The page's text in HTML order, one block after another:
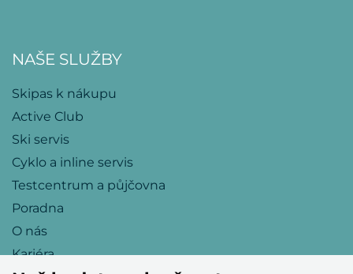
NAŠE SLUŽBY
Skipas k nákupu
Active Club
Ski servis
Cyklo a inline servis
Testcentrum a půjčovna
Poradna
O nás
Kariéra